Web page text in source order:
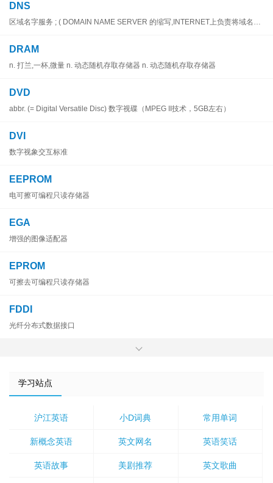
DNS
区域名字服务 ; ( DOMAIN NAME SERVER 的缩写,INTERNET上负责将域名转换成相对应IP地址的主机,它确保了网络上的IP 地址能够对应至唯一的域名)
DRAM
n. 打兰,一杯,微量 n. 动态随机存取存储器 n. 动态随机存取存储器
DVD
abbr. (= Digital Versatile Disc) 数字视碟（MPEG II技术，5GB左右）
DVI
数字视象交互标准
EEPROM
电可擦可编程只读存储器
EGA
增强的图像适配器
EPROM
可擦去可编程只读存储器
FDDI
光纤分布式数据接口
学习站点
沪江英语 小D词典 常用单词
新概念英语 英文网名 英语笑话
英语故事 美剧推荐 英文歌曲